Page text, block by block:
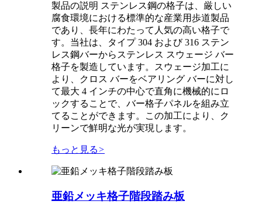
製品の説明 ステンレス鋼の格子は、厳しい
腐食環境における標準的な産業用歩道製品
であり、長年にわたって人気の高い格子で
す。当社は、タイプ 304 および 316 ステン
レス鋼バーからステンレス スウェージ バー
格子を製造しています。スウェージ加工に
より、クロス バーをベアリング バーに対し
て最大 4 インチの中心で直角に機械的にロ
ックすることで、バー格子パネルを組み立
てることができます。この加工により、ク
リーンで鮮明な光が実現します。
もっと見る>
亜鉛メッキ格子階段踏み板